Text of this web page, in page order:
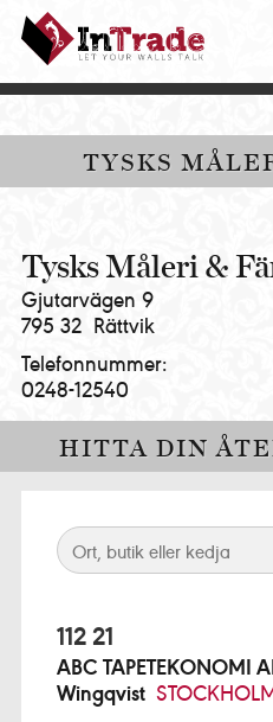
Intrade
ITG
AB
|
your
talk
TYSKS
Tysks Måleri &
Gjutarvägen 9
795 32 Rättvik
Telefonnummer:
0248-12540
HITTA DIN
112 21
ABC TAPETEKONOMI
Wingqvist